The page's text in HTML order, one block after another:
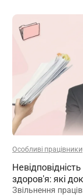
Особливі працівники
здоров'я: які
Звільнення